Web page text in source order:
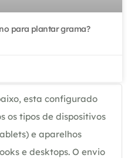
para plantar grama?
esta configurado
os tipos de dispositivos
e aparelhos
e desktops. O envio